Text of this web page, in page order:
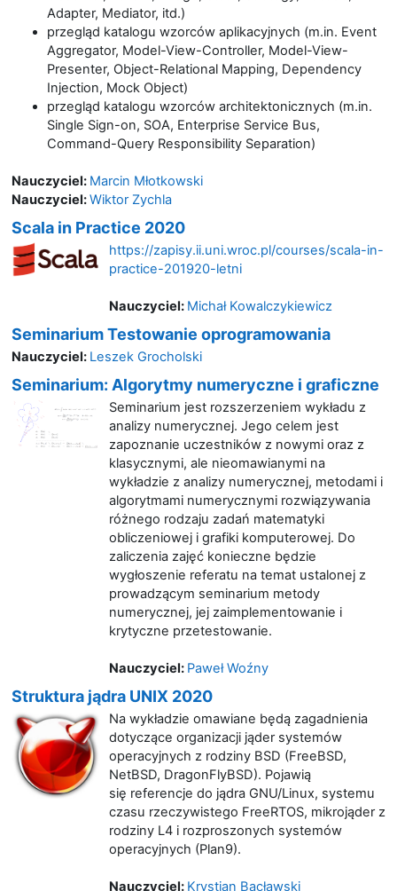
Adapter, Mediator, itd.)
przegląd katalogu wzorców aplikacyjnych (m.in. Event
Aggregator, Model-View-Controller, Model-View-
Presenter, Object-Relational Mapping, Dependency
Injection, Mock Object)
przegląd katalogu wzorców architektonicznych (m.in.
Single Sign-on, SOA, Enterprise Service Bus,
Command-Query Responsibility Separation)
Nauczyciel: Marcin Młotkowski
Nauczyciel:Wiktor Zychla
Scala in Practice 2020
https://zapisy.ii.uni.wroc.pl/courses/scala-in-
practice-201920-letni
Nauczyciel: Michał Kowalczykiewicz
Seminarium Testowanie oprogramowania
Nauczyciel: Leszek Grocholski
Seminarium: Algorytmy numeryczne i graficzne
Seminarium jest rozszerzeniem wykładu z
analizy numerycznej. Jego celem jest
zapoznanie uczestników z nowymi oraz z
klasycznymi, ale nieomawianymi na
wykładzie z analizy numerycznej, metodami i
algorytmami numerycznymi rozwiązywania
różnego rodzaju zadań matematyki
obliczeniowej i grafiki komputerowej. Do
zaliczenia zajęć konieczne będzie
wygłoszenie referatu na temat ustalonej z
prowadzącym seminarium metody
numerycznej, jej zaimplementowanie i
krytyczne przetestowanie.
Nauczyciel: Paweł Woźny
Struktura jądra UNIX 2020
Na wykładzie omawiane będą zagadnienia
dotyczące organizacji jąder systemów
operacyjnych z rodziny BSD (FreeBSD,
NetBSD, DragonFlyBSD). Pojawią
się referencje do jądra GNU/Linux, systemu
czasu rzeczywistego FreeRTOS, mikrojąder z
rodziny L4 i rozproszonych systemów
operacyjnych (Plan9).
Nauczyciel: Krystian Bacławski